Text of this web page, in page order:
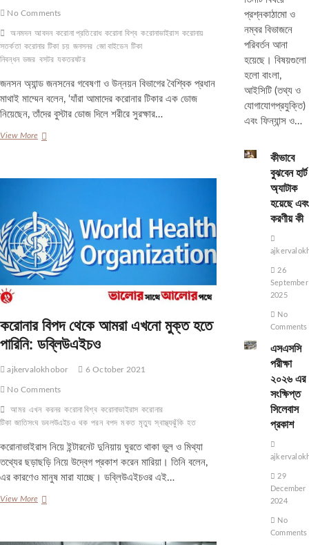
No Comments
অনমদন আবদন করোনা প্রতিরোধ করোনা বিশ্ব করোনাভাইরাস করোনায়
সতর্কতা করোনার টিকা চয় জনসনর জো বাইডেন টিকা
নিবন্ধন ডজর বসটর যকতরষটর
জনসন অ্যান্ড জনসনের গবেষণা ও উন্নয়ন বিভাগের বৈশ্বিক প্রধান
মাথাই মাম্মেন বলেন, ‘যাঁরা আমাদের করোনার টিকার এক ডোজ
নিয়েছেন, তাঁদের বুস্টার ডোজ দিলে শরীরে সুরক্ষার…
View Moreযুক্তরাষ্ট্রে
করোনার বিপদ থেকে আমরা এখনো মুক্ত হতে
পারিনি: ডব্লিউএইচও
ajkervalokhobor 6 October 2021
No Comments
আমর এখন করনর করোনা বিশ্ব করোনাভাইরাস করোনার
টিকা জাতিসংঘ ডবলউএইচও থক পরন বপদ মকত মৃত্যু স্বাস্থ্যঝুঁকি হত
করোনাভাইরাস নিয়ে ইন্টারনেট দুনিয়ায় ঘুরতে থাকা ভুল ও মিথ্যা
তথ্যের ছড়াছড়ি নিয়ে উদ্বেগ প্রকাশ করেন মারিয়া। তিনি বলেন,
এর কারণেও মানুষ মারা যাচ্ছে। ডব্লিউএইচওর এই…
View Moreকরোনার
প্রশ্নকাঠামো ও
নম্বর বিভাজনে
পরিবর্তন আনা
হয়েছে। বিষয়গুলো
হলো বাংলা,
আইসিটি (তথ্য ও
যোগাযোগপ্রযুক্তি)
এবং ফিন্যান্স ও…
কীভাবে
বুঝবেন হার্ট
অ্যাটাক
হয়েছে এবং
করণীয় কী
26
September
2025
No
Comments
এসএসসি
পরীক্ষা
২০২৬ এর
সংক্ষিপ্ত
সিলেবাস
প্রকাশ
29
December
2024
No
Comments